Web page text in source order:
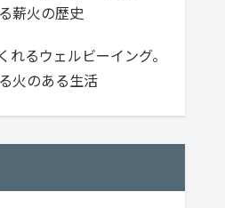
薪火の歴史
れるウェルビーイング。
火のある生活